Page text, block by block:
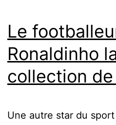
Le
Ronaldinho
collection de
Une autre star du